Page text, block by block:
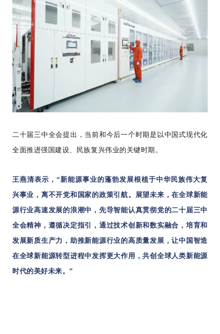
二十届三中全会提出，当前和今后一个时期是以中国式现代化
全面推进强国建设、民族复兴伟业的关键时期。
王燕清表示，“新能源事业的蓬勃发展根植于中华民族伟大复
兴事业，离不开党和国家的政策引航。展望未来，在全球新能
源行业高速发展的浪潮中，先导智能认真贯彻党的二十届三中
全会精神，遵循决定指引，通过技术创新和数实融合，培育和
发展新质生产力，助推新能源行业的高质量发展，让中国智造
在全球新能源转型进程中发挥更大作用，共创全球人类新能源
时代的美好未来。”